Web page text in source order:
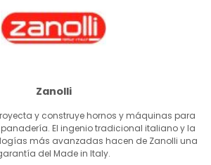
Zanolli
y construye hornos y máquinas para
panadería. El ingenio tradicional italiano y la
más avanzadas hacen de Zanolli una
del Made in Italy.